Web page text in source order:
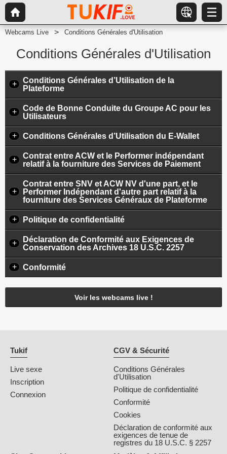
Webcams Live Conditions Générales d'Utilisation
Conditions Générales d'Utilisation
+
Conditions Générales d’Utilisation de la
Plateforme
+
Code de Bonne Conduite du Groupe AC pour les
Utilisateurs
+ Conditions Générales d’Utilisation du E-Wallet
+
Contrat entre ACW et le Performer indépendant
relatif à la fourniture des Services de Paiement
+
Contrat entre SNV et ACW NV d'une part, et le
Performer Indépendant d'autre part relatif à la
fourniture des Services Généraux de Plateforme
+ Politique de confidentialité
+
Déclaration de Conformité aux Exigences de
Conservation des Archives 18 U.S.C. 2257
+ Conformité
Voir les webcams live !
Tukif
Live sexe
Inscription
Connexion
CGV & Sécurité
Conditions Générales
d'Utilisation
Politique de confidentialité
Conformité
Cookies
Déclaration de conformité aux
exigences de tenue de
registres du 18 U.S.C. § 2257